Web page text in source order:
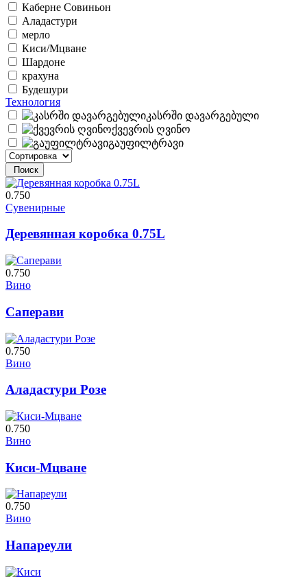
Каберне Совиньон
Аладастури
мерло
Киси/Мцване
Шардоне
крахуна
Будешури
Технология
კასრში დავარგებული
ქვევრის ღვინო
გაუფილტრავი
0.750
Сувенирные
Деревянная коробка 0.75L
0.750
Вино
Саперави
0.750
Вино
Аладастури Розе
0.750
Вино
Киси-Мцване
0.750
Вино
Напареули